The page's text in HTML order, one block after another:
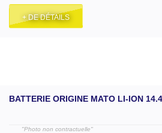
+ DE DÉTAILS
BATTERIE ORIGINE MATO LI-ION
"Photo non contractuelle"